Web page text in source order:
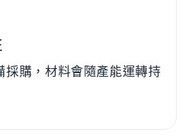
採購，材料會隨產能運轉持